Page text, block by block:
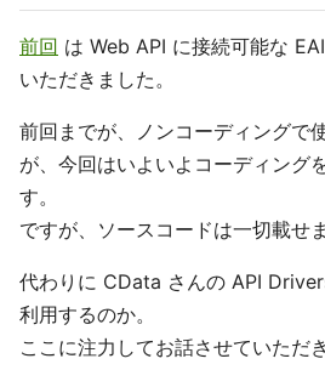
前回 は Web API に接続可能な
いただきました。
前回までが、ノンコーディングで
が、今回はいよいよコーディング
す。
ですが、ソースコードは一切載
代わりに CData さんの API
利用するのか。
ここに注力してお話させていただ